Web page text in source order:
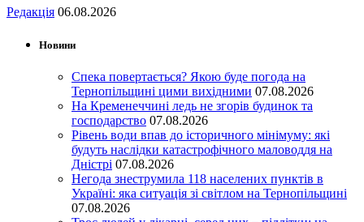
Редакція 06.08.2026
Новини
Спека повертається? Якою буде погода на
Тернопільщині цими вихідними 07.08.2026
На Кременеччині ледь не згорів будинок та
господарство 07.08.2026
Рівень води впав до історичного мінімуму: які
будуть наслідки катастрофічного маловоддя на
Дністрі 07.08.2026
Негода знеструмила 118 населених пунктів в
Україні: яка ситуація зі світлом на Тернопільщині
07.08.2026